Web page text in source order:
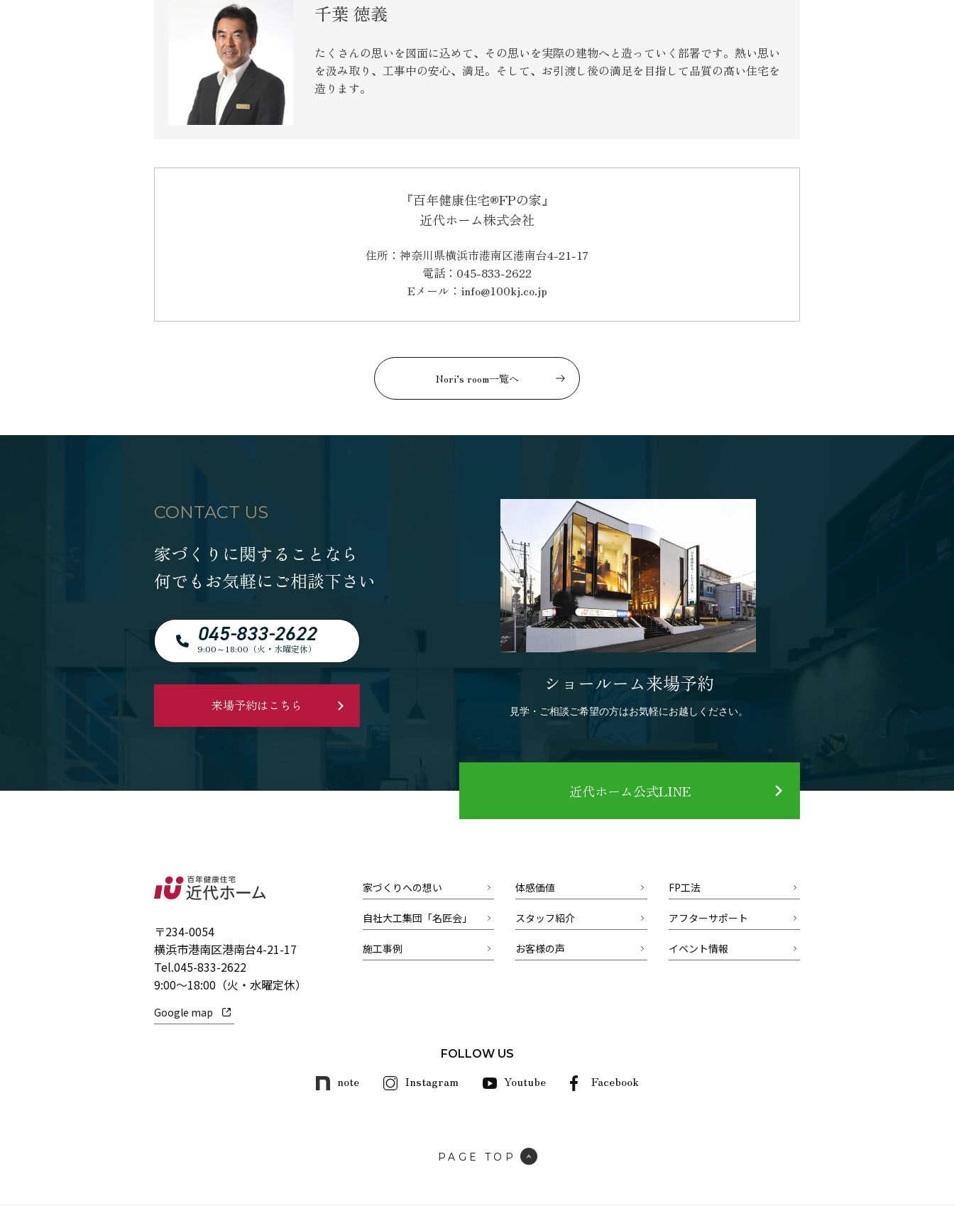
オンライン相談
千葉 徳義
たくさんの思いを図面に込めて、その思いを実際の建物へと造っていく部署です。熱い思い
を汲み取り、工事中の安心、満足。そして、お引渡し後の満足を目指して品質の高い住宅を
造ります。
『百年健康住宅®FPの家』
近代ホーム株式会社
住所：神奈川県横浜市港南区港南台4-21-17
電話：045-833-2622
Eメール：info@100kj.co.jp
Nori’s room一覧へ
CONTACT US
家づくりに関することなら
何でもお気軽にご相談下さい
045-833-2622
9:00～18:00（火・水曜定休）
来場予約はこちら
ショールーム来場予約
見学・ご相談ご希望の方はお気軽にお越しください。
近代ホーム公式LINE
〒234-0054
横浜市港南区港南台4-21-17
Tel.045-833-2622
9:00～18:00（火・水曜定休）
Google map
家づくりへの想い 体感価値 FP工法
自社大工集団「名匠会」 スタッフ紹介 アフターサポート
施工事例 お客様の声 イベント情報
FOLLOW US
note Instagram Youtube Facebook
PAGE TOP